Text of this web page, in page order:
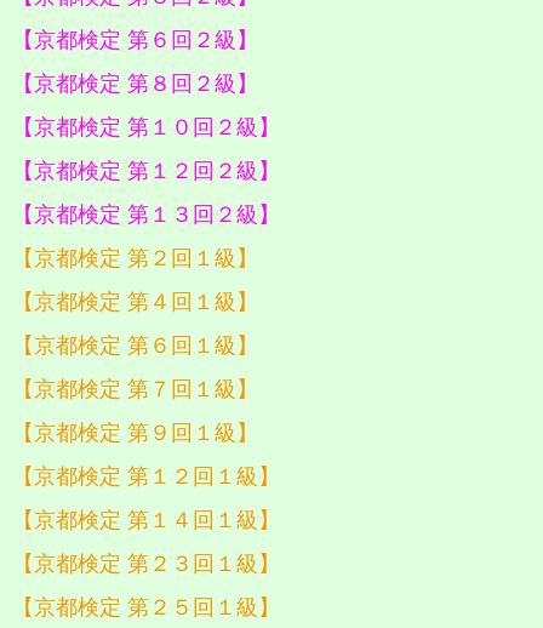
【京都検定 第６回２級】
【京都検定 第８回２級】
【京都検定 第１０回２級】
【京都検定 第１２回２級】
【京都検定 第１３回２級】
【京都検定 第２回１級】
【京都検定 第４回１級】
【京都検定 第６回１級】
【京都検定 第７回１級】
【京都検定 第９回１級】
【京都検定 第１２回１級】
【京都検定 第１４回１級】
【京都検定 第２３回１級】
【京都検定 第２５回１級】